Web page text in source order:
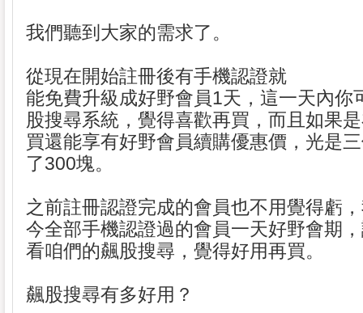
我們聽到大家的需求了。
從現在開始註冊後有手機認證就
能免費升級成好野會員1天，這一天內你
股搜尋系統，覺得喜歡再買，而且如果
買還能享有好野會員續購優惠價，光是
了300塊。
之前註冊認證完成的會員也不用覺得虧
今全部手機認證過的會員一天好野會期
看咱們的飆股搜尋，覺得好用再買。
飆股搜尋有多好用？